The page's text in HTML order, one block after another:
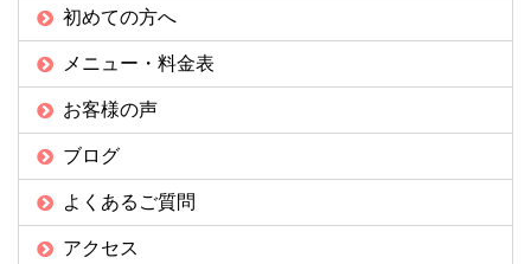
初めての方へ
メニュー・料金表
お客様の声
ブログ
よくあるご質問
アクセス